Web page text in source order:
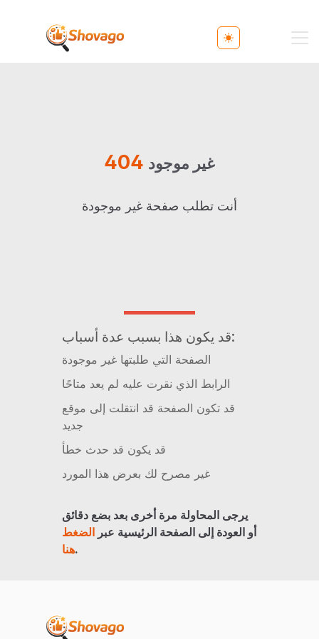
Toggle theme
404 غير موجود
أنت تطلب صفحة غير موجودة
قد يكون هذا بسبب عدة أسباب:
الصفحة التي طلبتها غير موجودة
الرابط الذي نقرت عليه لم يعد متاحًا
قد تكون الصفحة قد انتقلت إلى موقع
جديد
قد يكون قد حدث خطأ
غير مصرح لك بعرض هذا المورد
يرجى المحاولة مرة أخرى بعد بضع دقائق
أو العودة إلى الصفحة الرئيسية عبرالضغط
هنا.